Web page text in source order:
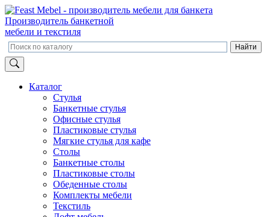
Производитель банкетной
мебели и текстиля
Каталог
Стулья
Банкетные стулья
Офисные стулья
Пластиковые стулья
Мягкие стулья для кафе
Столы
Банкетные столы
Пластиковые столы
Обеденные столы
Комплекты мебели
Текстиль